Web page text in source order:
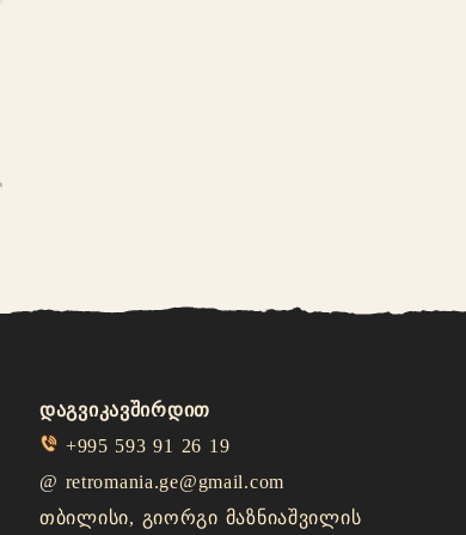
დაგვიკავშირდით
+995 593 91 26 19
@ retromania.ge@gmail.com
თბილისი, გიორგი მაზნიაშვილის